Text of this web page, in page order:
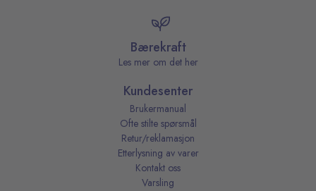
Bærekraft
Les mer om det her
Kundesenter
Brukermanual
Ofte stilte spørsmål
Retur/reklamasjon
Etterlysning av varer
Kontakt oss
Varsling